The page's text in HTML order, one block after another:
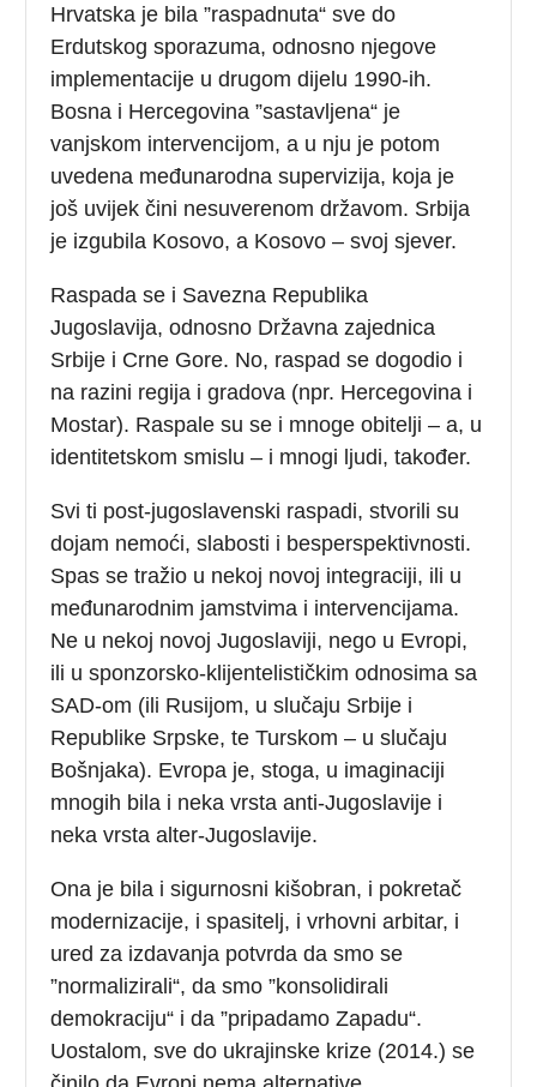
Hrvatska je bila ”raspadnuta“ sve do
Erdutskog sporazuma, odnosno njegove
implementacije u drugom dijelu 1990-ih.
Bosna i Hercegovina ”sastavljena“ je
vanjskom intervencijom, a u nju je potom
uvedena međunarodna supervizija, koja je
još uvijek čini nesuverenom državom. Srbija
je izgubila Kosovo, a Kosovo – svoj sjever.
Raspada se i Savezna Republika
Jugoslavija, odnosno Državna zajednica
Srbije i Crne Gore. No, raspad se dogodio i
na razini regija i gradova (npr. Hercegovina i
Mostar). Raspale su se i mnoge obitelji – a, u
identitetskom smislu – i mnogi ljudi, također.
Svi ti post-jugoslavenski raspadi, stvorili su
dojam nemoći, slabosti i besperspektivnosti.
Spas se tražio u nekoj novoj integraciji, ili u
međunarodnim jamstvima i intervencijama.
Ne u nekoj novoj Jugoslaviji, nego u Evropi,
ili u sponzorsko-klijentelističkim odnosima sa
SAD-om (ili Rusijom, u slučaju Srbije i
Republike Srpske, te Turskom – u slučaju
Bošnjaka). Evropa je, stoga, u imaginaciji
mnogih bila i neka vrsta anti-Jugoslavije i
neka vrsta alter-Jugoslavije.
Ona je bila i sigurnosni kišobran, i pokretač
modernizacije, i spasitelj, i vrhovni arbitar, i
ured za izdavanja potvrda da smo se
”normalizirali“, da smo ”konsolidirali
demokraciju“ i da ”pripadamo Zapadu“.
Uostalom, sve do ukrajinske krize (2014.) se